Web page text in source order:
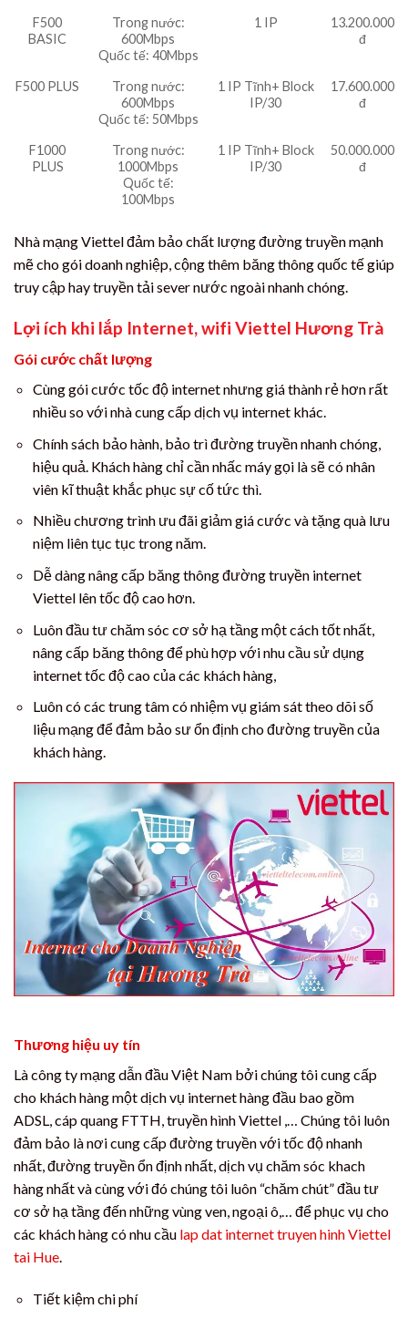
F500
BASIC
Trong nước:
600Mbps
Quốc tế: 40Mbps
1 IP
13.200.000
đ
F500 PLUS
Trong nước:
600Mbps
Quốc tế: 50Mbps
1 IP Tĩnh+ Block
IP/30
17.600.000
đ
F1000
PLUS
Trong nước:
1000Mbps
Quốc tế:
100Mbps
1 IP Tĩnh+ Block
IP/30
50.000.000
đ
Nhà mạng Viettel đảm bảo chất lượng đường truyền mạnh
mẽ cho gói doanh nghiệp, cộng thêm băng thông quốc tế giúp
truy cập hay truyền tải sever nước ngoài nhanh chóng.
Lợi ích khi lắp Internet, wifi Viettel Hương Trà
Gói cước chất lượng
Cùng gói cước tốc độ internet nhưng giá thành rẻ hơn rất
nhiều so với nhà cung cấp dịch vụ internet khác.
Chính sách bảo hành, bảo trì đường truyền nhanh chóng,
hiệu quả. Khách hàng chỉ cần nhấc máy gọi là sẽ có nhân
viên kĩ thuật khắc phục sự cố tức thì.
Nhiều chương trình ưu đãi giảm giá cước và tặng quà lưu
niệm liên tục tục trong năm.
Dễ dàng nâng cấp băng thông đường truyền internet
Viettel lên tốc độ cao hơn.
Luôn đầu tư chăm sóc cơ sở hạ tầng một cách tốt nhất,
nâng cấp băng thông để phù hợp với nhu cầu sử dụng
internet tốc độ cao của các khách hàng,
Luôn có các trung tâm có nhiệm vụ giám sát theo dõi số
liệu mạng để đảm bảo sư ổn định cho đường truyền của
khách hàng.
Thương hiệu uy tín
Là công ty mạng dẫn đầu Việt Nam bởi chúng tôi cung cấp
cho khách hàng một dịch vụ internet hàng đầu bao gồm
ADSL, cáp quang FTTH, truyền hình Viettel ,… Chúng tôi luôn
đảm bảo là nơi cung cấp đường truyền với tốc độ nhanh
nhất, đường truyền ổn định nhất, dịch vụ chăm sóc khach
hàng nhất và cùng với đó chúng tôi luôn “chăm chút” đầu tư
cơ sở hạ tầng đến những vùng ven, ngoại ô,… để phục vụ cho
các khách hàng có nhu cầu lap dat internet truyen hinh Viettel
tai Hue.
Tiết kiệm chi phí